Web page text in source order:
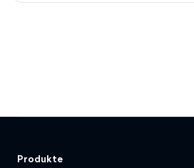
Produkte